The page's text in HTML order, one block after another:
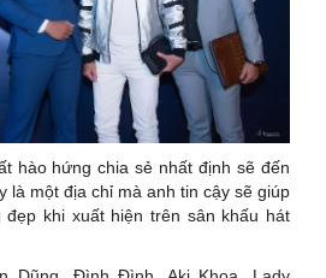
hào hứng chia sẻ nhất định sẽ đến
là một địa chỉ mà anh tin cậy sẽ giúp
khi xuất hiện trên sân khấu hát